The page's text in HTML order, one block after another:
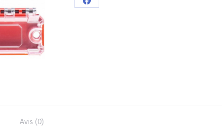
BladePartager
Avis (0)